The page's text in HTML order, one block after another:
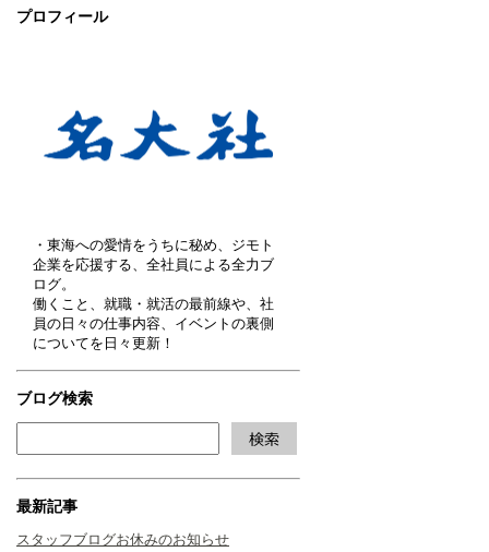
プロフィール
・東海への愛情をうちに秘め、ジモト
企業を応援する、全社員による全力ブ
ログ。
働くこと、就職・就活の最前線や、社
員の日々の仕事内容、イベントの裏側
についてを日々更新！
ブログ検索
最新記事
スタッフブログお休みのお知らせ